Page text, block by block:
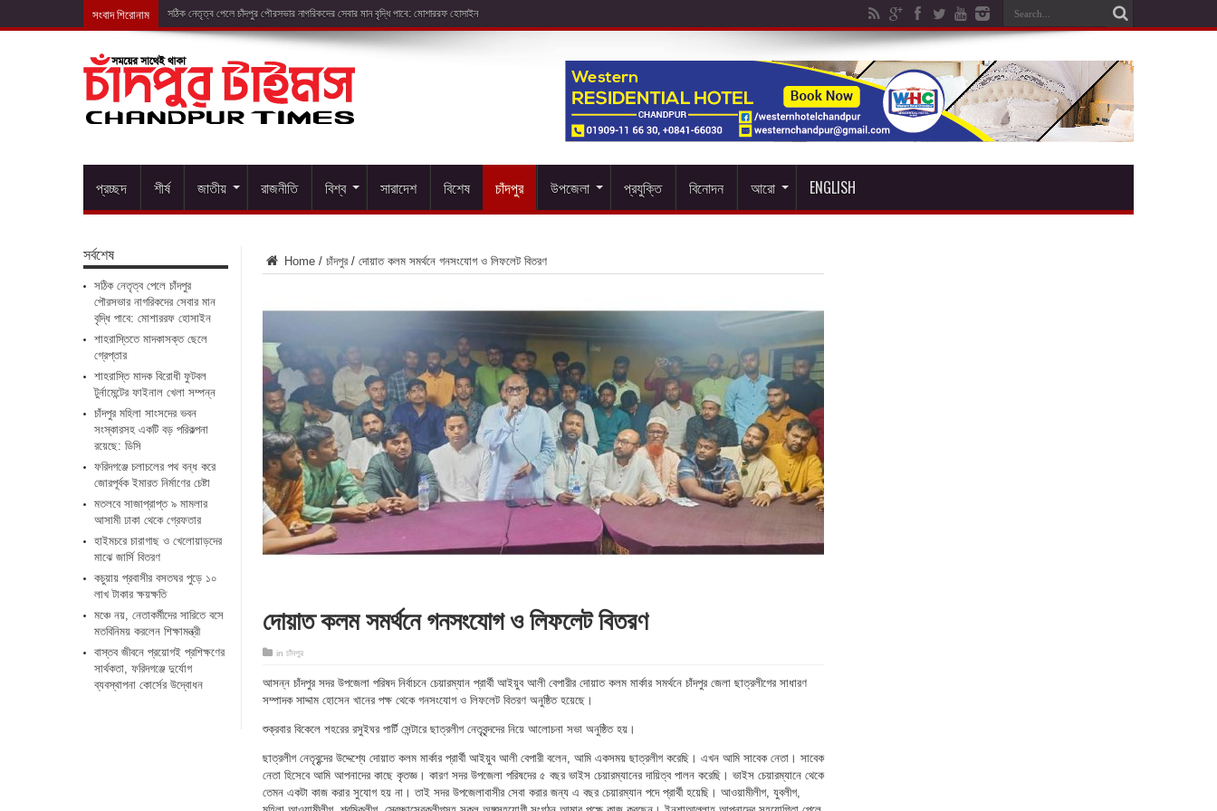
সংবাদ শিরোনাম শাহরাস্তি
প্রচ্ছদ শীর্ষ জাতীয় রাজনীতি বিশ্ব সারাদেশ বিশেষ চাঁদপুর উপজেলা প্রযুক্তি বিনোদন আরো ENGLISH
Home / চাঁদপুর / দোয়াত কলম সমর্থনে গনসংযোগ ও লিফলেট বিতরণ
দোয়াত কলম সমর্থনে গনসংযোগ ও লিফলেট বিতরণ
in চাঁদপুর
আসন্ন চাঁদপুর সদর উপজেলা পরিষদ নির্বাচনে চেয়ারম্যান প্রার্থী আইয়ুব আলী বেপারীর দোয়াত কলম মার্কার সমর্থনে চাঁদপুর জেলা ছাত্রলীগের সাধারণ
সম্পাদক সাদ্দাম হোসেন খানের পক্ষ থেকে গনসংযোগ ও লিফলেট বিতরণ অনুষ্ঠিত হয়েছে।
শুক্রবার বিকেলে শহরের রসুইঘর পার্টি সেন্টারে ছাত্রলীগ নেতৃবৃন্দদের নিয়ে আলোচনা সভা অনুষ্ঠিত হয়।
ছাত্রলীগ নেতৃবৃন্দের উদ্দেশ্যে দোয়াত কলম মার্কার প্রার্থী আইয়ুব আলী বেপারী বলেন, আমি একসময় ছাত্রলীগ করেছি। এখন আমি সাবেক নেতা। সাবেক
নেতা হিসেবে আমি আপনাদের কাছে কৃতজ্ঞ। কারণ সদর উপজেলা পরিষদের ৫ বছর ভাইস চেয়ারম্যানের দায়িত্ব পালন করেছি। ভাইস চেয়ারম্যানে থেকে
তেমন একটা কাজ করার সুযোগ হয় না। তাই সদর উপজেলাবাসীর সেবা করার জন্য এ বছর চেয়ারম্যান পদে প্রার্থী হয়েছি। আওয়ামীলীগ, যুবলীগ,
সর্বশেষ
সঠিক নেতৃত্ব পেলে চাঁদপুর
পৌরসভার নাগরিকদের সেবার মান
বৃদ্ধি পাবে: মোশাররফ হোসাইন
শাহরাস্তিতে মাদকাসক্ত ছেলে
গ্রেপ্তার
শাহরাস্তি মাদক বিরোধী ফুটবল
টুর্নামেন্টের ফাইনাল খেলা সম্পন্ন
চাঁদপুর মহিলা সাংসদের ভবন
সংস্কারসহ একটি বড় পরিকল্পনা
রয়েছে: ডিসি
ফরিদগঞ্জে চলাচলের পথ বন্ধ করে
জোরপূর্বক ইমারত নির্মাণের চেষ্টা
মতলবে সাজাপ্রাপ্ত ৯ মামলার
আসামী ঢাকা থেকে গ্রেফতার
হাইমচরে চারাগাছ ও খেলোয়াড়দের
মাঝে জার্সি বিতরণ
কচুয়ায় প্রবাসীর বসতঘর পুড়ে ১০
লাখ টাকার ক্ষয়ক্ষতি
মঞ্চে নয়, নেতাকর্মীদের সারিতে বসে
মতবিনিময় করলেন শিক্ষামন্ত্রী
​বাস্তব জীবনে প্রয়োগই প্রশিক্ষণের
সার্থকতা, ফরিদগঞ্জে দুর্যোগ
ব্যবস্থাপনা কোর্সের উদ্বোধন